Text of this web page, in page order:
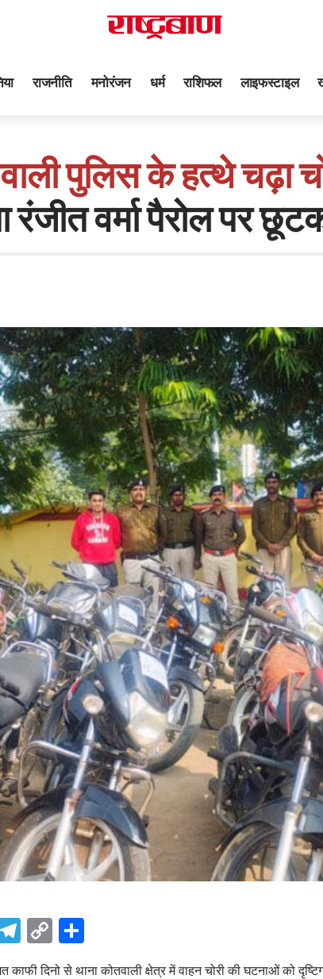
राजनीति मनोरंजन धर्म राशिफल लाइफस्टाइल
पुलिस के हत्थे चढ़ा
वर्मा पैरोल पर
Telegram
Copy
Link
काफी दिनो से थानाकोतवाली क्षेत्र में वाहन चोरी की घटनाओं को